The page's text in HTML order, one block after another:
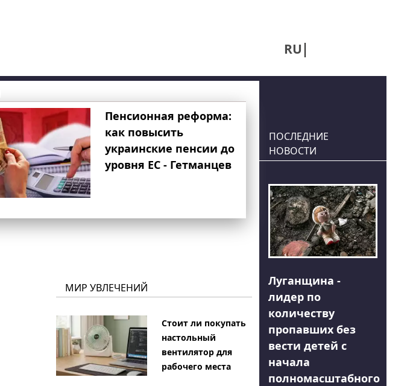
RU
Пенсионная реформа:
как повысить
украинские пенсии до
уровня ЕС - Гетманцев
МИР УВЛЕЧЕНИЙ
Стоит ли покупать
настольный
вентилятор для
рабочего места
ПОСЛЕДНИЕ
НОВОСТИ
Луганщина -
лидер по
количеству
пропавших без
вести детей с
начала
полномасштабного